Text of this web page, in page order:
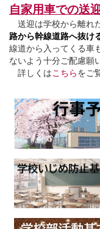
自家用車での送
送迎は学校から離れ
路から幹線道路へ抜け
線道から入ってくる車
ないよう十分ご配慮願
詳しくはこちらをご